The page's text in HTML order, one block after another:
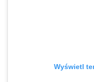
Wyświetl